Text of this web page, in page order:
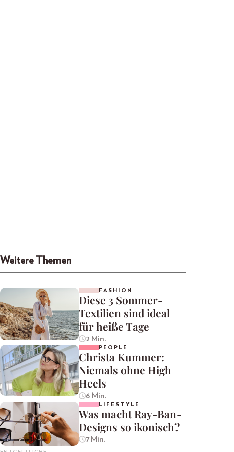
Weitere Themen
FASHION
Diese 3 Sommer-
Textilien sind ideal
für heiße Tage
2 Min.
PEOPLE
Christa Kummer:
Niemals ohne High
Heels
6 Min.
LIFESTYLE
Was macht Ray-Ban-
Designs so ikonisch?
7 Min.